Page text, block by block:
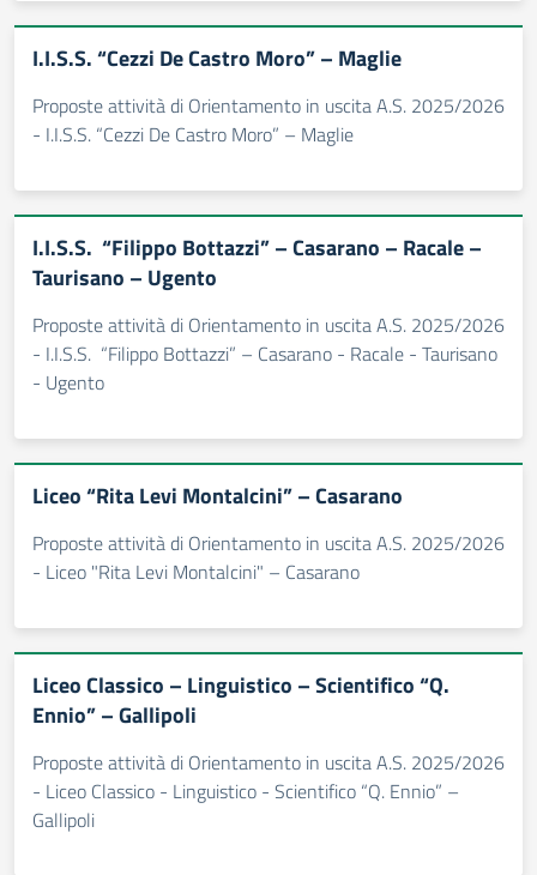
I.I.S.S. “Cezzi De Castro Moro” – Maglie
Proposte attività di Orientamento in uscita A.S. 2025/2026
- I.I.S.S. “Cezzi De Castro Moro” – Maglie
I.I.S.S. “Filippo Bottazzi” – Casarano – Racale –
Taurisano – Ugento
Proposte attività di Orientamento in uscita A.S. 2025/2026
- I.I.S.S. “Filippo Bottazzi” – Casarano - Racale - Taurisano
- Ugento
Liceo “Rita Levi Montalcini” – Casarano
Proposte attività di Orientamento in uscita A.S. 2025/2026
- Liceo "Rita Levi Montalcini" – Casarano
Liceo Classico – Linguistico – Scientifico “Q.
Ennio” – Gallipoli
Proposte attività di Orientamento in uscita A.S. 2025/2026
- Liceo Classico - Linguistico - Scientifico “Q. Ennio” –
Gallipoli